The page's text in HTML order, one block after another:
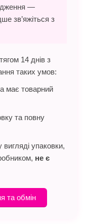
—
зв’яжіться з
14 днів з
таких умов:
має товарний
та повну
вигляді упаковки,
не є
та обмін